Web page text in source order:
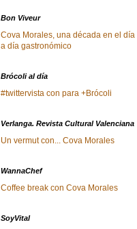
Bon Viveur
Cova Morales, una década en el día
a día gastronómico
Brócoli al día
#twittervista con para +Brócoli
Verlanga. Revista Cultural Valenciana
Un vermut con... Cova Morales
WannaChef
Coffee break con Cova Morales
SoyVital